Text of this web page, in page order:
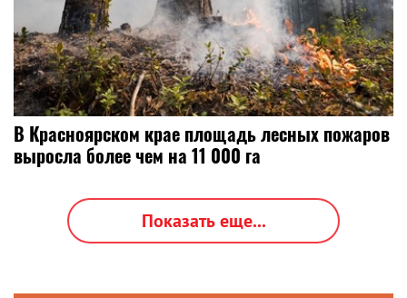
В Красноярском крае площадь лесных пожаров
выросла более чем на 11 000 га
Показать еще...